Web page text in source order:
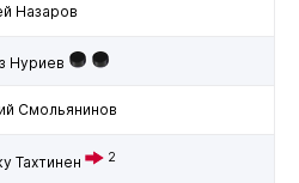
Назаров
Нуриев
Смольянинов
Тахтинен 2